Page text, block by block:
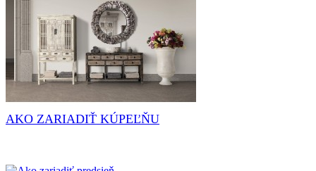
AKO ZARIADIŤ KÚPEĽŇU